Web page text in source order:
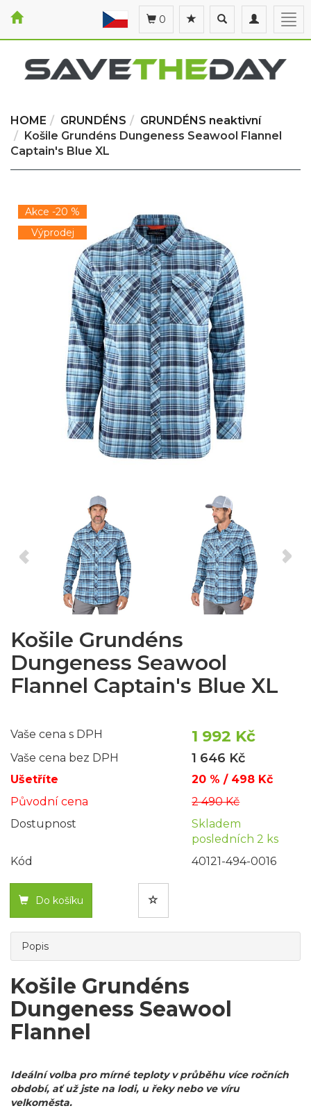
Toggle
navigation
Toggle
search
0
HOME GRUNDÉNS
GRUNDÉNS neaktivní
Košile Grundéns Dungeness Seawool Flannel
Captain's Blue XL
Akce -20 %
Výprodej
Košile Grundéns
Dungeness Seawool
Flannel Captain's Blue XL
Vaše cena s DPH 1 992 Kč
Vaše cena bez DPH 1 646 Kč
Ušetříte
20 % / 498 Kč
Původní cena
2 490 Kč
Dostupnost
Skladem
posledních 2 ks
Kód
40121-494-0016
Do košíku
Popis
Košile Grundéns
Dungeness Seawool
Flannel
Ideální volba pro mírné teploty v průběhu více ročních
období, ať už jste na lodi, u řeky nebo ve víru
velkoměsta.